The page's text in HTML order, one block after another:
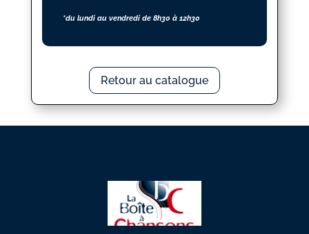
*du lundi au vendredi de 8h30 à 12h30
Retour au catalogue